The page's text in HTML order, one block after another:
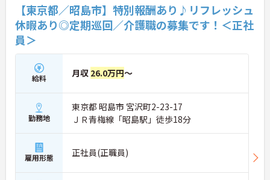
【東京都／昭島市】特別報酬あり♪リフレッシュ
休暇あり◎定期巡回／介護職の募集です！＜正社
員＞
給料 月収 26.0万円～
勤務地
東京都 昭島市 宮沢町2-23-17
ＪＲ青梅線「昭島駅」徒歩18分
雇用形態 正社員(正職員)